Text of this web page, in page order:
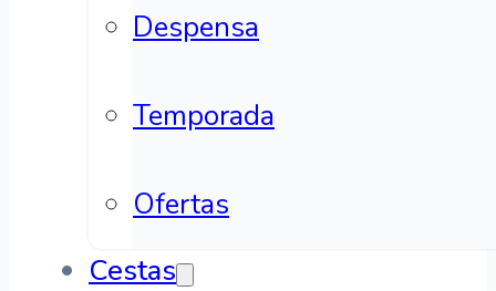
Despensa
Temporada
Ofertas
Cestas